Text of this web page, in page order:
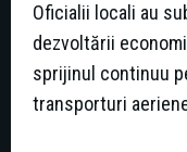
Oficialii locali au
dezvoltării
sprijinul continuu
transporturi